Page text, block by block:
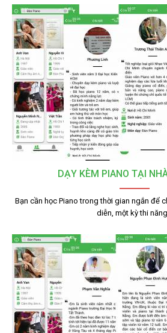
DẠY KÈM PIANO TẠI
Bạn cần học Piano trong thời gian ngắn để
diễn, một kỳ thi